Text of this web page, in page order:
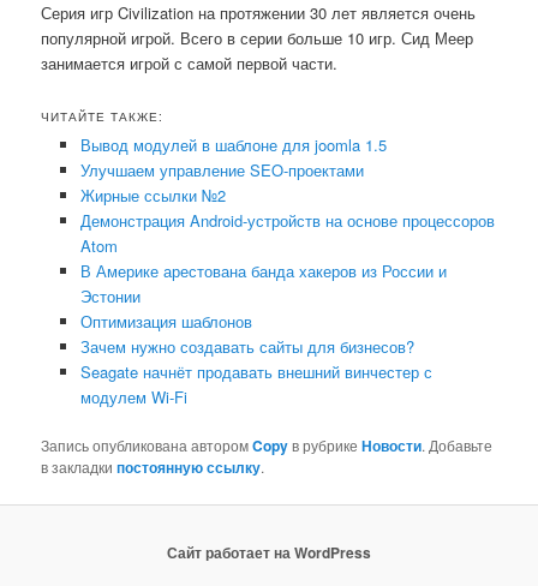
Серия игр Civilization на протяжении 30 лет является очень
популярной игрой. Всего в серии больше 10 игр. Сид Меер
занимается игрой с самой первой части.
ЧИТАЙТЕ ТАКЖЕ:
Вывод модулей в шаблоне для joomla 1.5
Улучшаем управление SEO-проектами
Жирные ссылки №2
Демонстрация Android-устройств на основе процессоров
Atom
В Америке арестована банда хакеров из России и
Эстонии
Оптимизация шаблонов
Зачем нужно создавать сайты для бизнесов?
Seagate начнёт продавать внешний винчестер с
модулем Wi-Fi
Запись опубликована авторомCopyв рубрикеНовости. Добавьте
в закладкипостоянную ссылку.
Сайт работает на WordPress